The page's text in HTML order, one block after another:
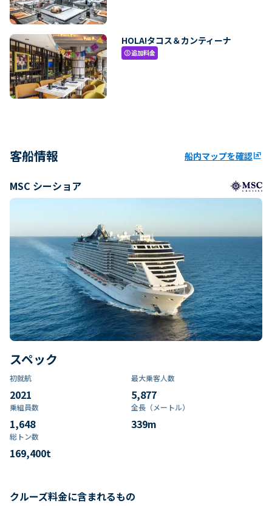
HOLA!タコス＆カンティーナ
paid追加料金
客船情報 船内マップを確認ungroup
MSC シーショア
スペック
初就航
2021
最大乗客人数
5,877
乗組員数​
1,648
全長（メートル）
339m
総トン数​
169,400t
クルーズ料金に含まれるもの